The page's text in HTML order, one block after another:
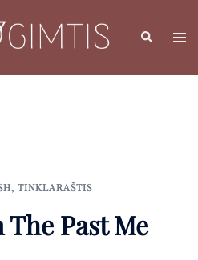
Search
, TINKLARAŠTIS
Past Me